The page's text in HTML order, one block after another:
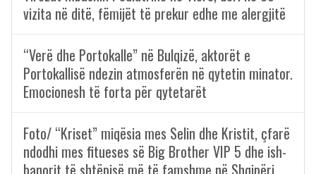
vizita në ditë, fëmijët të prekur edhe me alergjitë
“Verë dhe Portokalle” në Bulqizë, aktorët e
Portokallisë ndezin atmosferën në qytetin minator.
Emocionesh të forta për qytetarët
Foto/ “Kriset” miqësia mes Selin dhe Kristit, çfarë
ndodhi mes fitueses së Big Brother VIP 5 dhe ish-
banorit të shtëpisë më të famshme në Shqipëri